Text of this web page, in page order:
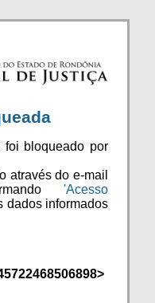
foi bloqueado por
através do e-mail
'Acesso
dados informados